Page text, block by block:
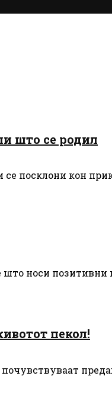
што се родил
се посклони кон
што носи
пекол!